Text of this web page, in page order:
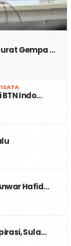
Gempa …
Indo…
Hafid…
Sula…